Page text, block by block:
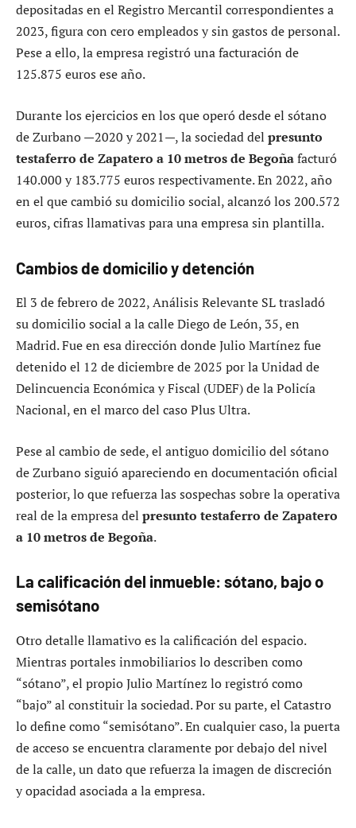
depositadas en el Registro Mercantil correspondientes a
2023, figura con cero empleados y sin gastos de personal.
Pese a ello, la empresa registró una facturación de
125.875 euros ese año.
Durante los ejercicios en los que operó desde el sótano
de Zurbano —2020 y 2021—, la sociedad del presunto
testaferro de Zapatero a 10 metros de Begoñafacturó
140.000 y 183.775 euros respectivamente. En 2022, año
en el que cambió su domicilio social, alcanzó los 200.572
euros, cifras llamativas para una empresa sin plantilla.
Cambios de domicilio y detención
El 3 de febrero de 2022, Análisis Relevante SL trasladó
su domicilio social a la calle Diego de León, 35, en
Madrid. Fue en esa dirección donde Julio Martínez fue
detenido el 12 de diciembre de 2025 por la Unidad de
Delincuencia Económica y Fiscal (UDEF) de la Policía
Nacional, en el marco del caso Plus Ultra.
Pese al cambio de sede, el antiguo domicilio del sótano
de Zurbano siguió apareciendo en documentación oficial
posterior, lo que refuerza las sospechas sobre la operativa
real de la empresa del presunto testaferro de Zapatero
a 10 metros de Begoña.
La calificación del inmueble: sótano, bajo o
semisótano
Otro detalle llamativo es la calificación del espacio.
Mientras portales inmobiliarios lo describen como
“sótano”, el propio Julio Martínez lo registró como
“bajo” al constituir la sociedad. Por su parte, el Catastro
lo define como “semisótano”. En cualquier caso, la puerta
de acceso se encuentra claramente por debajo del nivel
de la calle, un dato que refuerza la imagen de discreción
y opacidad asociada a la empresa.